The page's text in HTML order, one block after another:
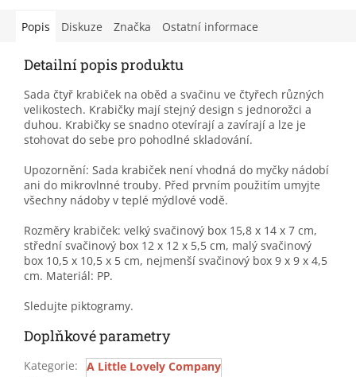
Popis Diskuze Značka Ostatní informace
Detailní popis produktu
Sada čtyř krabiček na oběd a svačinu ve čtyřech různých
velikostech. Krabičky mají stejný design s jednorožci a
duhou. Krabičky se snadno otevírají a zavírají a lze je
stohovat do sebe pro pohodlné skladování.
Upozornění: Sada krabiček není vhodná do myčky nádobí
ani do mikrovlnné trouby. Před prvním použitím umyjte
všechny nádoby v teplé mýdlové vodě.
Rozměry krabiček: velký svačinový box 15,8 x 14 x 7 cm,
střední svačinový box 12 x 12 x 5,5 cm, malý svačinový
box 10,5 x 10,5 x 5 cm, nejmenší svačinový box 9 x 9 x 4,5
cm. Materiál: PP.
Sledujte piktogramy.
Doplňkové parametry
Kategorie:
A Little Lovely Company